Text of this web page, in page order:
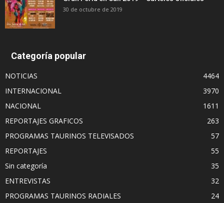
30 de octubre de 2019
Categoría popular
NOTICIAS
4464
INTERNACIONAL
3970
NACIONAL
1611
REPORTAJES GRAFICOS
263
PROGRAMAS TAURINOS TELEVISADOS
57
REPORTAJES
55
Sin categoría
35
ENTREVISTAS
32
PROGRAMAS TAURINOS RADIALES
24